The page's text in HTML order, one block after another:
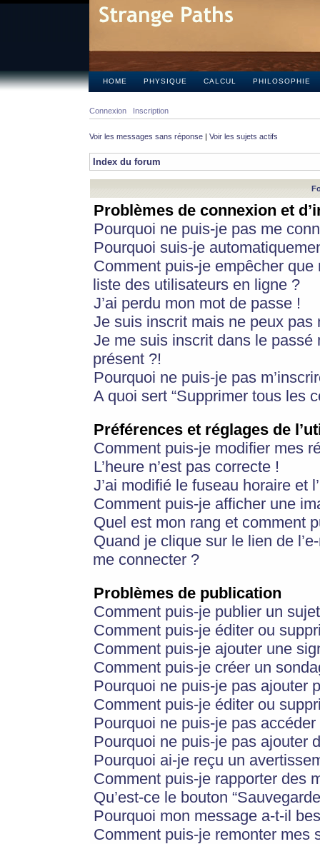
HOME PHYSIQUE CALCUL PHILOSOPHIE
Connexion Inscription
Voir les messages sans réponse | Voir les sujets actifs
Index du forum
Problèmes de connexion et
Pourquoi ne puis-je pas me
Pourquoi suis-je
Comment puis-je empêcher
liste des utilisateurs en ligne ?
J’ai perdu mon mot de passe !
Je suis inscrit mais ne peux pas
Je me suis inscrit dans le
présent ?!
Pourquoi ne puis-je pas
A quoi sert “Supprimer tous les
Préférences et réglages de
Comment puis-je modifier mes
L’heure n’est pas correcte !
J’ai modifié le fuseau horaire et
Comment puis-je afficher une
Quel est mon rang et comment
Quand je clique sur le lien de
me connecter ?
Problèmes de publication
Comment puis-je publier un
Comment puis-je éditer ou
Comment puis-je ajouter une
Comment puis-je créer un
Pourquoi ne puis-je pas ajouter
Comment puis-je éditer ou
Pourquoi ne puis-je pas
Pourquoi ne puis-je pas ajouter
Pourquoi ai-je reçu un
Comment puis-je rapporter des
Qu’est-ce le bouton
Pourquoi mon message a-t-il
Comment puis-je remonter mes